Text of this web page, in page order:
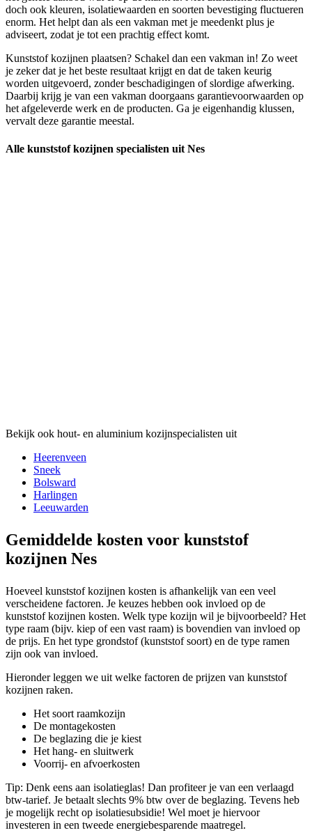
doch ook kleuren, isolatiewaarden en soorten bevestiging fluctueren
enorm. Het helpt dan als een vakman met je meedenkt plus je
adviseert, zodat je tot een prachtig effect komt.
Kunststof kozijnen plaatsen? Schakel dan een vakman in! Zo weet
je zeker dat je het beste resultaat krijgt en dat de taken keurig
worden uitgevoerd, zonder beschadigingen of slordige afwerking.
Daarbij krijg je van een vakman doorgaans garantievoorwaarden op
het afgeleverde werk en de producten. Ga je eigenhandig klussen,
vervalt deze garantie meestal.
Alle kunststof kozijnen specialisten uit Nes
Bekijk ook hout- en aluminium kozijnspecialisten uit
Heerenveen
Sneek
Bolsward
Harlingen
Leeuwarden
Gemiddelde kosten voor kunststof
kozijnen Nes
Hoeveel kunststof kozijnen kosten is afhankelijk van een veel
verscheidene factoren. Je keuzes hebben ook invloed op de
kunststof kozijnen kosten. Welk type kozijn wil je bijvoorbeeld? Het
type raam (bijv. kiep of een vast raam) is bovendien van invloed op
de prijs. En het type grondstof (kunststof soort) en de type ramen
zijn ook van invloed.
Hieronder leggen we uit welke factoren de prijzen van kunststof
kozijnen raken.
Het soort raamkozijn
De montagekosten
De beglazing die je kiest
Het hang- en sluitwerk
Voorrij- en afvoerkosten
Tip: Denk eens aan isolatieglas! Dan profiteer je van een verlaagd
btw-tarief. Je betaalt slechts 9% btw over de beglazing. Tevens heb
je mogelijk recht op isolatiesubsidie! Wel moet je hiervoor
investeren in een tweede energiebesparende maatregel.